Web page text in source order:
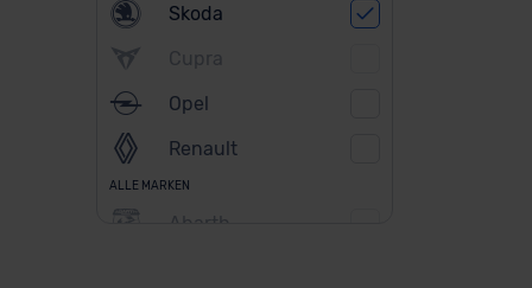
Skoda
Cupra
Opel
Renault
ALLE MARKEN
Abarth